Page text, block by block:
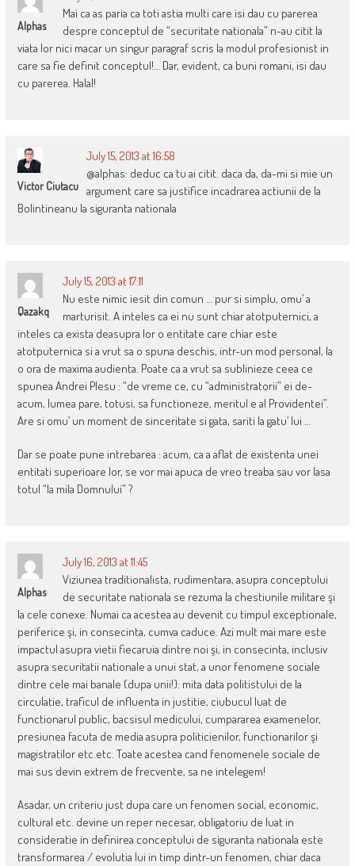
Alphas
Mai ca as paria ca toti astia multi care isi dau cu parerea
despre conceptul de “securitate nationala” n-au citit la
viata lor nici macar un singur paragraf scris la modul profesionist in
care sa fie definit conceptul!… Dar, evident, ca buni romani, isi dau
cu parerea. Halal!
Victor Ciutacu
July 15, 2013 at 16:58
@alphas: deduc ca tu ai citit. daca da, da-mi si mie un
argument care sa justifice incadrarea actiunii de la
Bolintineanu la siguranta nationala
Qazakq
July 15, 2013 at 17:11
Nu este nimic iesit din comun … pur si simplu, omu’ a
marturisit. A inteles ca ei nu sunt chiar atotputernici, a
inteles ca exista deasupra lor o entitate care chiar este
atotputernica si a vrut sa o spuna deschis, intr-un mod personal, la
o ora de maxima audienta. Poate ca a vrut sa sublinieze ceea ce
spunea Andrei Plesu : “de vreme ce, cu “administratorii” ei de-
acum, lumea pare, totusi, sa functioneze, meritul e al Providentei”.
Are si omu’ un moment de sinceritate si gata, sariti la gatu’ lui …
Dar se poate pune intrebarea : acum, ca a aflat de existenta unei
entitati superioare lor, se vor mai apuca de vreo treaba sau vor lasa
totul “la mila Domnului” ?
Alphas
July 16, 2013 at 11:45
Viziunea traditionalista, rudimentara, asupra conceptului
de securitate nationala se rezuma la chestiunile militare şi
la cele conexe. Numai ca acestea au devenit cu timpul exceptionale,
periferice şi, in consecinta, cumva caduce. Azi mult mai mare este
impactul asupra vietii fiecaruia dintre noi şi, in consecinta, inclusiv
asupra securitatii nationale a unui stat, a unor fenomene sociale
dintre cele mai banale (dupa unii!): mita data politistului de la
circulatie, traficul de influenta in justitie, ciubucul luat de
functionarul public, bacsisul medicului, cumpararea examenelor,
presiunea facuta de media asupra politicienilor, functionarilor şi
magistratilor etc.etc. Toate acestea cand fenomenele sociale de
mai sus devin extrem de frecvente, sa ne intelegem!
Asadar, un criteriu just dupa care un fenomen social, economic,
cultural etc. devine un reper necesar, obligatoriu de luat in
consideratie in definirea conceptului de siguranta nationala este
transformarea / evolutia lui in timp dintr-un fenomen, chiar daca